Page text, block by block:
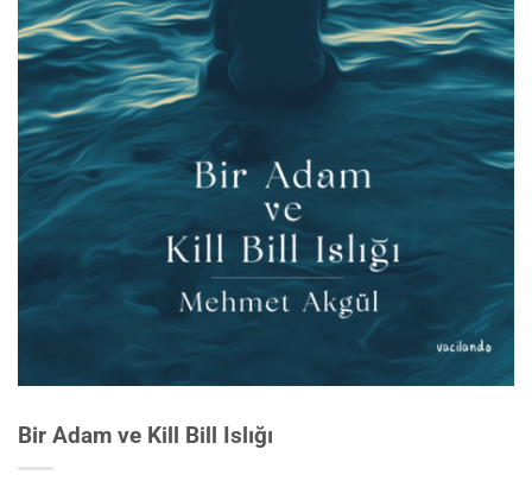
Bir Adam ve Kill Bill Islığı